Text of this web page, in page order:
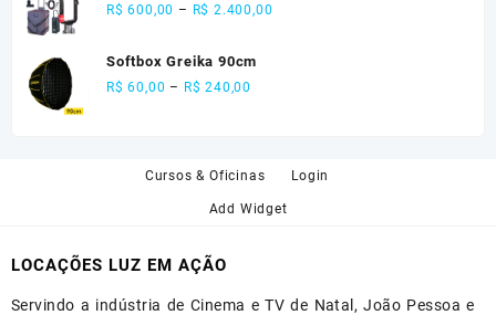
R$ 600,00 – R$ 2.400,00
Softbox Greika 90cm
R$ 60,00 – R$ 240,00
Cursos & Oficinas Login
Add Widget
LOCAÇÕES LUZ EM AÇÃO
Servindo a indústria de Cinema e TV de Natal, João Pessoa e